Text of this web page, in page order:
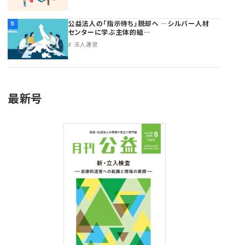
5
公益法人の「指示待ち」脱却へ ―シルバー人材
センターに学ぶ主体的組…
法人運営
最新号